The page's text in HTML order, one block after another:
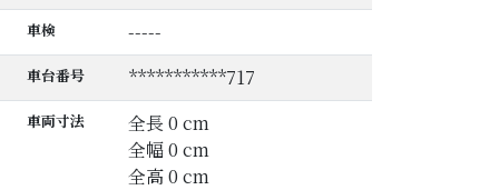
車検 -----
車台番号 ***********717
車両寸法
全長 0 cm
全幅 0 cm
全高 0 cm